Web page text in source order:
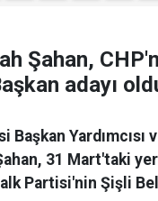
Şahan,
adayı
Yardımcısı
31 Mart'taki
Partisi'nin Şişli